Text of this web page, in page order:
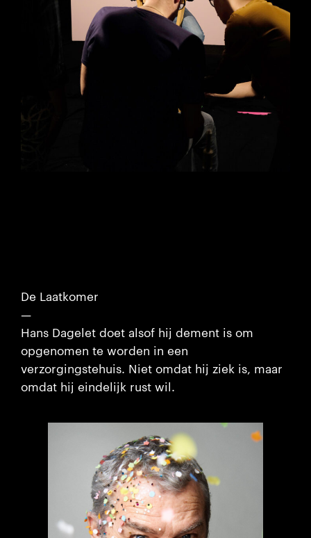
De Laatkomer
—
Hans Dagelet doet alsof hij dement is om
opgenomen te worden in een
verzorgingstehuis. Niet omdat hij ziek is, maar
omdat hij eindelijk rust wil.